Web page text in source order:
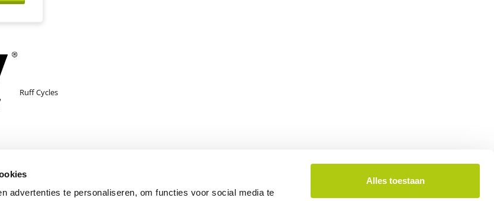
advertenties te personaliseren, om functies voor social media te
Alles toestaan
Ruff Cycles